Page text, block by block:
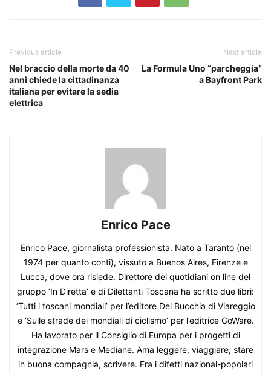
Previous article
Nel braccio della morte da 40
anni chiede la cittadinanza
italiana per evitare la sedia
elettrica
Next article
La Formula Uno “parcheggia”
a Bayfront Park
Enrico Pace
Enrico Pace, giornalista professionista. Nato a Taranto (nel
1974 per quanto conti), vissuto a Buenos Aires, Firenze e
Lucca, dove ora risiede. Direttore dei quotidiani on line del
gruppo ‘In Diretta’ e di Dilettanti Toscana ha scritto due libri:
‘Tutti i toscani mondiali’ per l’editore Del Bucchia di Viareggio
e ‘Sulle strade dei mondiali di ciclismo’ per l’editrice GoWare.
Ha lavorato per il Consiglio di Europa per i progetti di
integrazione Mars e Mediane. Ama leggere, viaggiare, stare
in buona compagnia, scrivere. Fra i difetti nazional-popolari